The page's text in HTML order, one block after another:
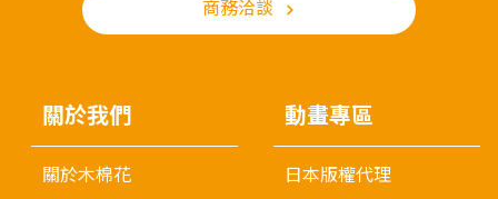
商務洽談
關於我們
關於木棉花
動畫專區
日本版權代理